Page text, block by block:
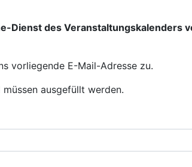
Dienst des Veranstaltungskalenders
vorliegende E-Mail-Adresse zu.
ausgefüllt werden.